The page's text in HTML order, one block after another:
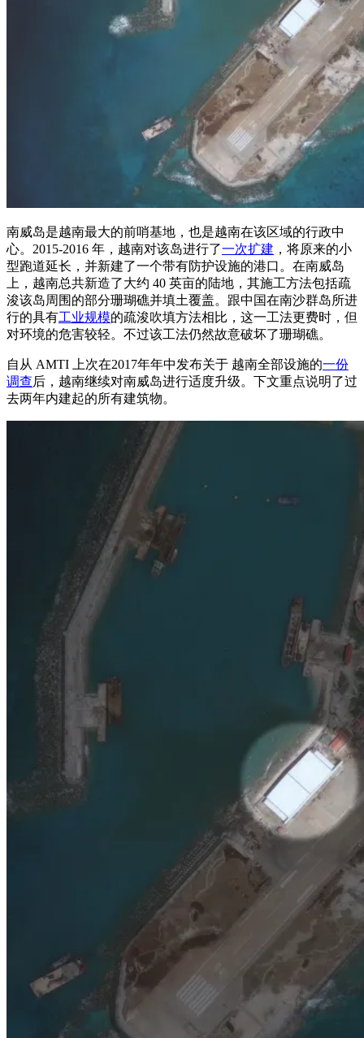
南威岛是越南最大的前哨基地，也是越南在该区域的行政中
心。2015-2016 年，越南对该岛进行了一次扩建 ，将原来的小
型跑道延长，并新建了一个带有防护设施的港口。在南威岛
上，越南总共新造了大约 40 英亩的陆地，其施工方法包括疏
浚该岛周围的部分珊瑚礁并填土覆盖。跟中国在南沙群岛所进
行的具有工业规模的疏浚吹填方法相比，这一工法更费时，但
对环境的危害较轻。不过该工法仍然故意破坏了珊瑚礁。
自从 AMTI 上次在2017年年中发布关于 越南全部设施的一份
调查后，越南继续对南威岛进行适度升级。下文重点说明了过
去两年内建起的所有建筑物。